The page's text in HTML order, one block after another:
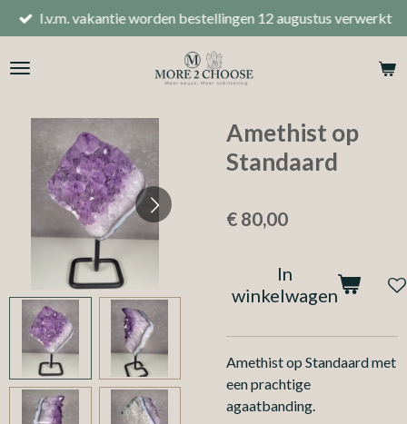
Ga
direct
naar
I.v.m. vakantie worden bestellingen 12 augustus verwerkt
Amethist op
Standaard
€ 80,00
In
winkelwagen
Amethist op Standaard met
een prachtige
agaatbanding.